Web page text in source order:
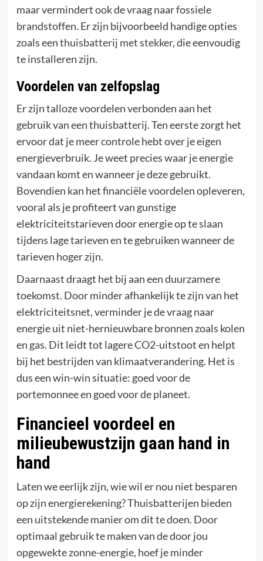
maar vermindert ook de vraag naar fossiele
brandstoffen. Er zijn bijvoorbeeld handige opties
zoals eenthuisbatterij met stekker, die eenvoudig
te installeren zijn.
Voordelen van zelfopslag
Er zijn talloze voordelen verbonden aan het
gebruik van een thuisbatterij. Ten eerste zorgt het
ervoor dat je meer controle hebt over je eigen
energieverbruik. Je weet precies waar je energie
vandaan komt en wanneer je deze gebruikt.
Bovendien kan het financiële voordelen opleveren,
vooral als je profiteert van gunstige
elektriciteitstarieven door energie op te slaan
tijdens lage tarieven en te gebruiken wanneer de
tarieven hoger zijn.
Daarnaast draagt het bij aan een duurzamere
toekomst. Door minder afhankelijk te zijn van het
elektriciteitsnet, verminder je de vraag naar
energie uit niet-hernieuwbare bronnen zoals kolen
en gas. Dit leidt tot lagere CO2-uitstoot en helpt
bij het bestrijden van klimaatverandering. Het is
dus een win-win situatie: goed voor de
portemonnee en goed voor de planeet.
Financieel voordeel en
milieubewustzijn gaan hand in
hand
Laten we eerlijk zijn, wie wil er nou niet besparen
op zijn energierekening? Thuisbatterijen bieden
een uitstekende manier om dit te doen. Door
optimaal gebruik te maken van de door jou
opgewekte zonne-energie, hoef je minder